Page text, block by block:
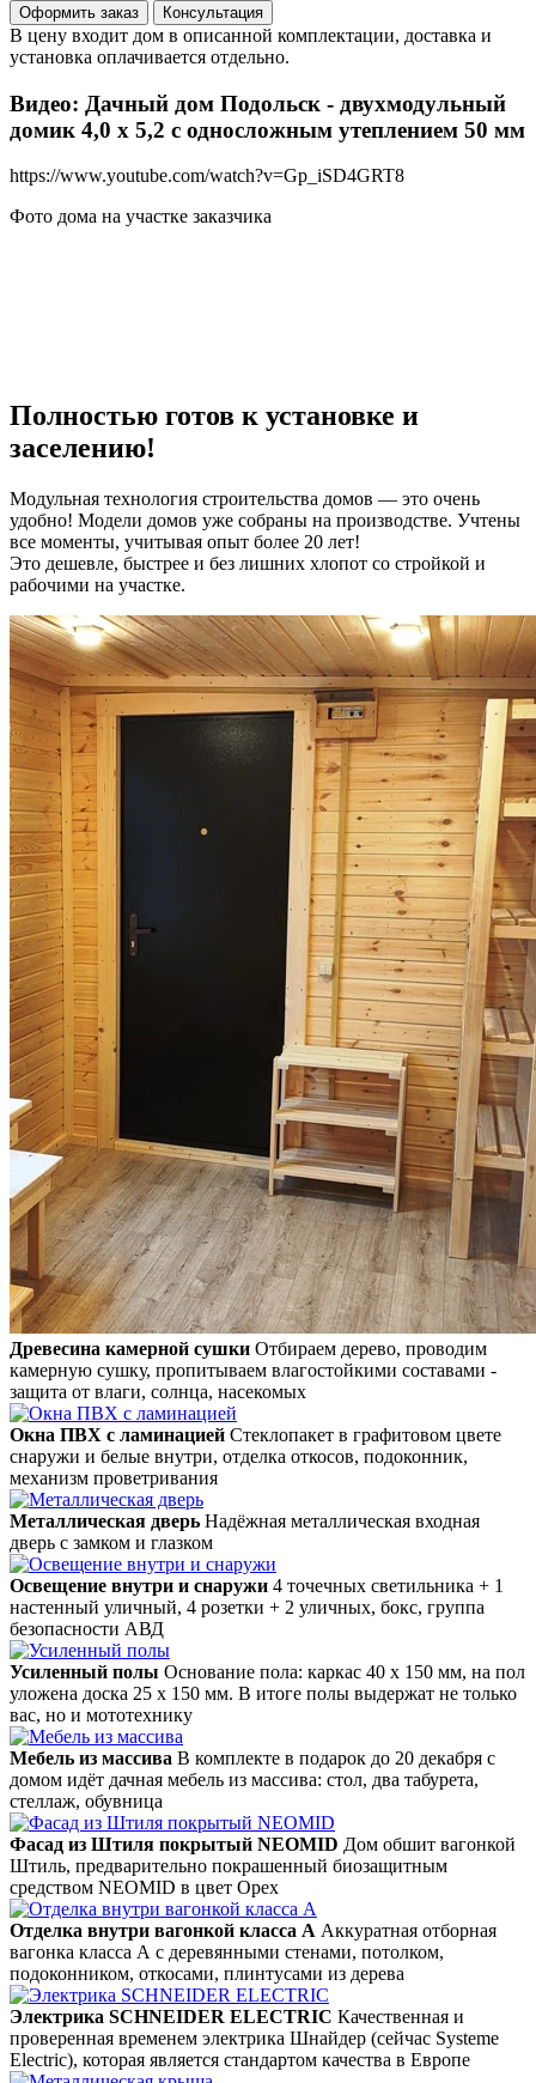
В цену входит дом в описанной комплектации, доставка и
установка оплачивается отдельно.
Видео: Дачный дом Подольск - двухмодульный
домик 4,0 х 5,2 с односложным утеплением 50 мм
https://www.youtube.com/watch?v=Gp_iSD4GRT8
Фото дома на участке заказчика
Полностью готов к установке и
заселению!
Модульная технология строительства домов — это очень
удобно! Модели домов уже собраны на производстве. Учтены
все моменты, учитывая опыт более 20 лет!
Это дешевле, быстрее и без лишних хлопот со стройкой и
рабочими на участке.
Древесина камерной сушки Отбираем дерево, проводим
камерную сушку, пропитываем влагостойкими составами -
защита от влаги, солнца, насекомых
Окна ПВХ с ламинацией Стеклопакет в графитовом цвете
снаружи и белые внутри, отделка откосов, подоконник,
механизм проветривания
Металлическая дверь Надёжная металлическая входная
дверь с замком и глазком
Освещение внутри и снаружи 4 точечных светильника + 1
настенный уличный, 4 розетки + 2 уличных, бокс, группа
безопасности АВД
Усиленный полы Основание пола: каркас 40 х 150 мм, на пол
уложена доска 25 х 150 мм. В итоге полы выдержат не только
вас, но и мототехнику
Мебель из массива В комплекте в подарок до 20 декабря с
домом идёт дачная мебель из массива: стол, два табурета,
стеллаж, обувница
Фасад из Штиля покрытый NEOMID Дом обшит вагонкой
Штиль, предварительно покрашенный биозащитным
средством NEOMID в цвет Орех
Отделка внутри вагонкой класса А Аккуратная отборная
вагонка класса А с деревянными стенами, потолком,
подоконником, откосами, плинтусами из дерева
Электрика SCHNEIDER ELECTRIC Качественная и
проверенная временем электрика Шнайдер (сейчас Systeme
Electric), которая является стандартом качества в Европе